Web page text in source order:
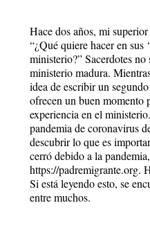
Hace dos años, mi
“¿Qué quiere hacer en sus
ministerio?” Sacerdotes
ministerio madura.
idea de escribir un
ofrecen un buen momento
experiencia en el
pandemia de coronavirus
descubrir lo que es
cerró debido a la
https://padremigrante.org.
Si está leyendo esto, se
entre muchos.